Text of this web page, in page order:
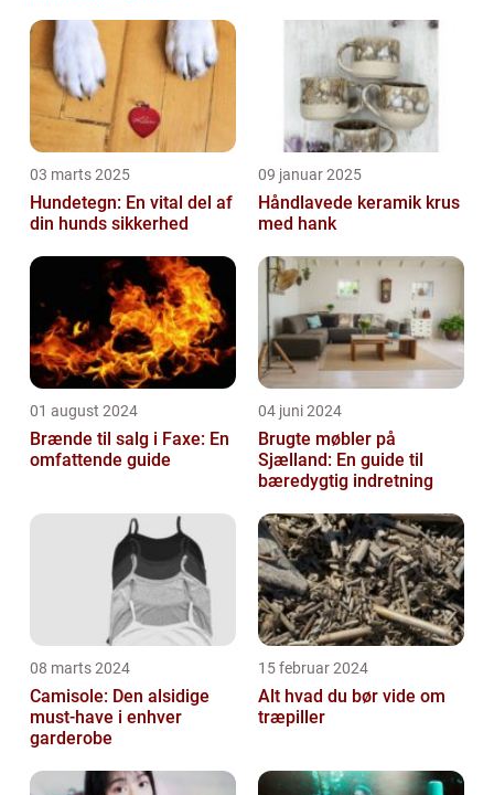
03 marts 2025
Hundetegn: En vital del af
din hunds sikkerhed
09 januar 2025
Håndlavede keramik krus
med hank
01 august 2024
Brænde til salg i Faxe: En
omfattende guide
04 juni 2024
Brugte møbler på
Sjælland: En guide til
bæredygtig indretning
08 marts 2024
Camisole: Den alsidige
must-have i enhver
garderobe
15 februar 2024
Alt hvad du bør vide om
træpiller